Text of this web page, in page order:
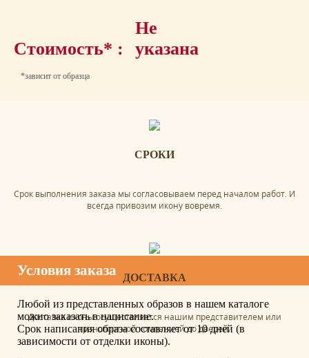
Стоимость* :
Не
указана
*зависит от образца
СРОКИ
Срок выполнения заказа мы согласовываем перед началом работ. И
всегда привозим икону вовремя.
ДОСТАВКА
Доставка иконы осуществляется нашим представителем или
транспортной компанией до дверей.
Условия заказа
Любой из представленных образов в нашем каталоге
можно заказать в написание.
Срок написания образа составляет от 10 дней (в
зависимости от отделки иконы).